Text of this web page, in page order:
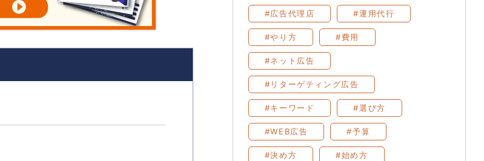
#広告代理店 #運用代行
#やり方 #費用
#ネット広告
#リターゲティング広告
#キーワード #選び方
#WEB広告 #予算
#決め方 #始め方